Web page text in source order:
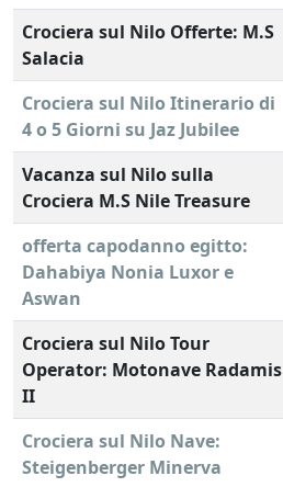
Crociera sul Nilo Offerte: M.S
Salacia
Crociera sul Nilo Itinerario di
4 o 5 Giorni su Jaz Jubilee
Vacanza sul Nilo sulla
Crociera M.S Nile Treasure
offerta capodanno egitto:
Dahabiya Nonia Luxor e
Aswan
Crociera sul Nilo Tour
Operator: Motonave Radamis
II
Crociera sul Nilo Nave:
Steigenberger Minerva